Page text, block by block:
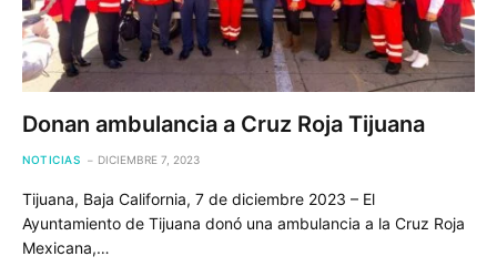
Donan ambulancia a Cruz Roja Tijuana
NOTICIAS DICIEMBRE 7, 2023
Tijuana, Baja California, 7 de diciembre 2023 – El
Ayuntamiento de Tijuana donó una ambulancia a la Cruz Roja
Mexicana,…